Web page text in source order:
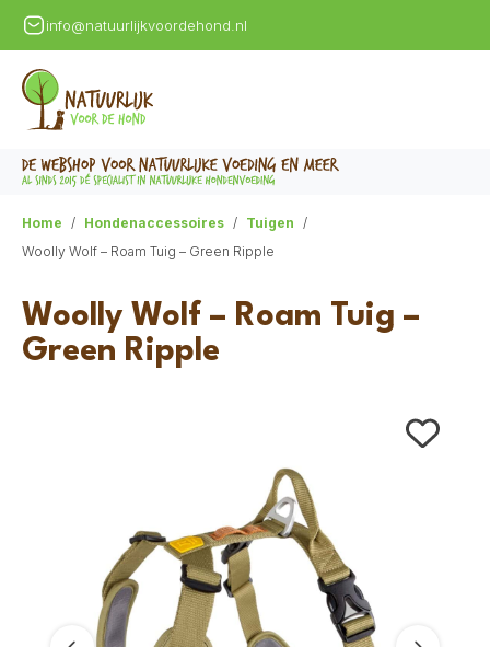
info@natuurlijkvoordehond.nl
Home Hondenaccessoires
Tuigen
Woolly Wolf – Roam Tuig – Green Ripple
Woolly Wolf – Roam Tuig –
Green Ripple